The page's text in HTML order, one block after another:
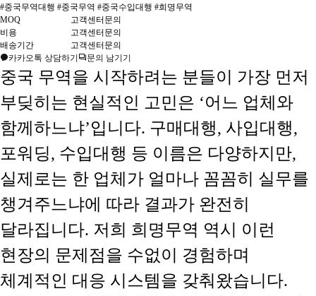
#중국무역대행 #중국무역 #중국수입대행 #희명무역
MOQ
고객센터문의
비용
고객센터문의
배송기간
고객센터문의
카카오톡 상담하기
문의 남기기
중국 무역을 시작하려는 분들이 가장 먼저
부딪히는 현실적인 고민은 ‘어느 업체와
함께하느냐’입니다. 구매대행, 사입대행,
포워딩, 수입대행 등 이름은 다양하지만,
실제로는 한 업체가 얼마나 꼼꼼히 실무를
챙겨주느냐에 따라 결과가 완전히
달라집니다. 저희 희명무역 역시 이런
현장의 문제점을 수없이 경험하며
체계적인 대응 시스템을 갖춰왔습니다.